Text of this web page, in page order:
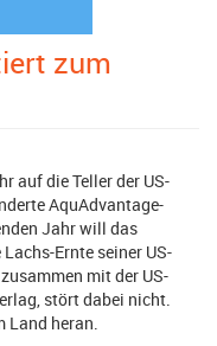
zum
auf die Teller der US-
AquAdvantage-
Jahr will das
Ernte seiner US-
mit der US-
stört dabei nicht.
Land heran.